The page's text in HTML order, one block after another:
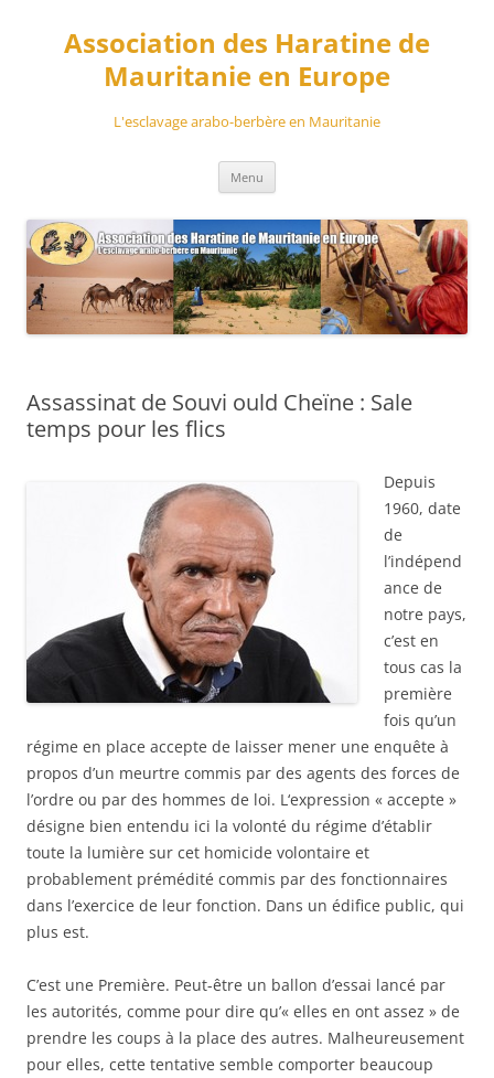
contenuAssociation des Haratine de
Mauritanie en Europe
L'esclavage arabo-berbère en Mauritanie
Menu
Assassinat de Souvi ould Cheïne : Sale
temps pour les flics
Depuis
1960, date
de
l’indépend
ance de
notre pays,
c’est en
tous cas la
première
fois qu’un
régime en place accepte de laisser mener une enquête à
propos d’un meurtre commis par des agents des forces de
l’ordre ou par des hommes de loi. L‘expression « accepte »
désigne bien entendu ici la volonté du régime d’établir
toute la lumière sur cet homicide volontaire et
probablement prémédité commis par des fonctionnaires
dans l’exercice de leur fonction. Dans un édifice public, qui
plus est.
C’est une Première. Peut-être un ballon d’essai lancé par
les autorités, comme pour dire qu’« elles en ont assez » de
prendre les coups à la place des autres. Malheureusement
pour elles, cette tentative semble comporter beaucoup